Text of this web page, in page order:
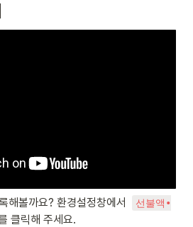
해볼까요? 환경설정창에서
선불액∙
클릭해 주세요.